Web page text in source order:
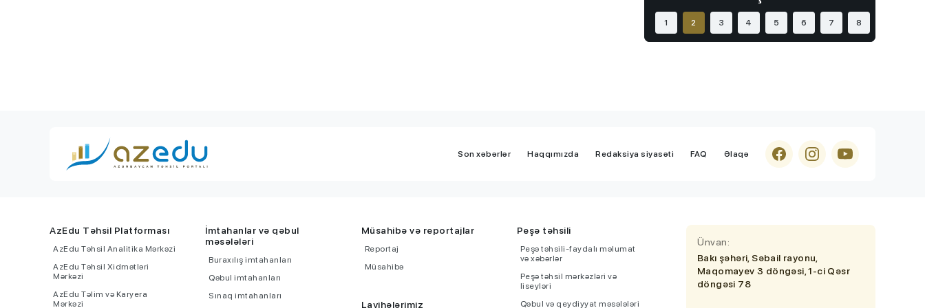
təhsillə bağlı sənəd İMZALANDI
İmtahanlar və qəbul məsələləri 7 Avqust 2026, 13:36
1 2 3 4 5 6 7 8
Son xəbərlər Haqqımızda Redaksiya siyasəti FAQ Əlaqə
AzEdu Təhsil Platforması
AzEdu Təhsil Analitika Mərkəzi
AzEdu Təhsil Xidmətləri
Mərkəzi
AzEdu Təlim və Karyera
Mərkəzi
İmtahanlar və qəbul
məsələləri
Buraxılış imtahanları
Qəbul imtahanları
Sınaq imtahanları
Müsahibə və reportajlar
Reportaj
Müsahibə
Layihələrimiz
Peşə təhsili
Peşə təhsili-faydalı məlumat
və xəbərlər
Peşə təhsil mərkəzləri və
liseyləri
Qəbul və qeydiyyat məsələləri
Ünvan:
Bakı şəhəri, Səbail rayonu,
Maqomayev 3 döngəsi, 1-ci Qəsr
döngəsi 78